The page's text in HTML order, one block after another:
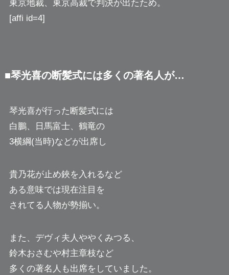
東京地裁、東京高裁で判決が出たため。
[affi id=4]
■琴光喜の断髪式には多くの著名人が…
琴光喜が行った断髪式には
白鵬、日馬富士、鶴竜の
3横綱(当時)などが出席し
貴乃花が止め鋏を入れるなど
ある意味では現在注目を
されてる人物が勢揃い。
また、デヴィ夫人ややくみつる、
鈴木おさむや村主章枝など
多くの著名人も出席をしていました。